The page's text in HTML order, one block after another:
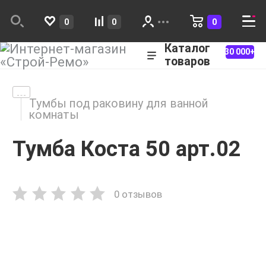
0 0 0
Каталог
товаров
30 000+
Тумбы под раковину для ванной
комнаты
Тумба Коста 50 арт.02
0 отзывов